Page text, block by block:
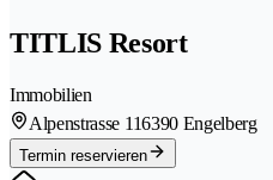
TITLIS Resort
Immobilien
Alpenstrasse 116390 Engelberg
Termin reservieren